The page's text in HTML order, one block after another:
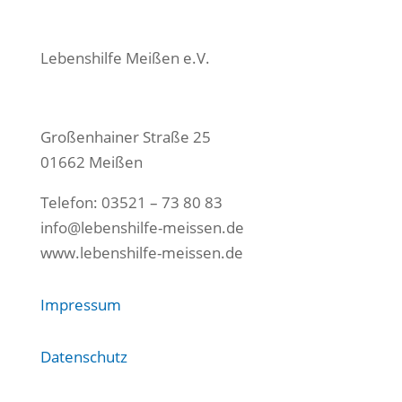
Lebenshilfe Meißen e.V.
Großenhainer Straße 25
01662 Meißen
Telefon: 03521 – 73 80 83
info@lebenshilfe-meissen.de
www.lebenshilfe-meissen.de
Impressum
Datenschutz